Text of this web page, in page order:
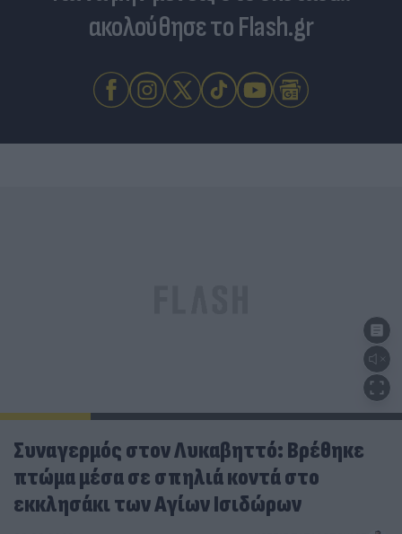
ακολούθησε το Flash.gr
Συναγερμός στον Λυκαβηττό: Βρέθηκε
πτώμα μέσα σε σπηλιά κοντά στο
εκκλησάκι των Αγίων Ισιδώρων